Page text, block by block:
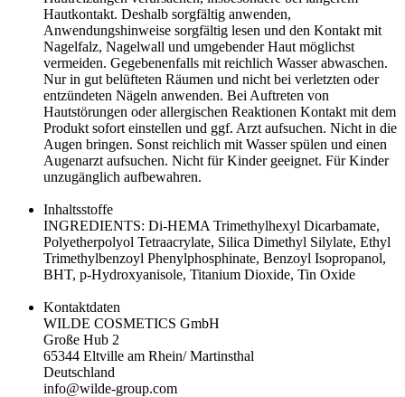
Hautkontakt. Deshalb sorgfältig anwenden,
Anwendungshinweise sorgfältig lesen und den Kontakt mit
Nagelfalz, Nagelwall und umgebender Haut möglichst
vermeiden. Gegebenenfalls mit reichlich Wasser abwaschen.
Nur in gut belüfteten Räumen und nicht bei verletzten oder
entzündeten Nägeln anwenden. Bei Auftreten von
Hautstörungen oder allergischen Reaktionen Kontakt mit dem
Produkt sofort einstellen und ggf. Arzt aufsuchen. Nicht in die
Augen bringen. Sonst reichlich mit Wasser spülen und einen
Augenarzt aufsuchen. Nicht für Kinder geeignet. Für Kinder
unzugänglich aufbewahren.
Inhaltsstoffe
INGREDIENTS: Di-HEMA Trimethylhexyl Dicarbamate,
Polyetherpolyol Tetraacrylate, Silica Dimethyl Silylate, Ethyl
Trimethylbenzoyl Phenylphosphinate, Benzoyl Isopropanol,
BHT, p-Hydroxyanisole, Titanium Dioxide, Tin Oxide
Kontaktdaten
WILDE COSMETICS GmbH
Große Hub 2
65344 Eltville am Rhein/ Martinsthal
Deutschland
info@wilde-group.com